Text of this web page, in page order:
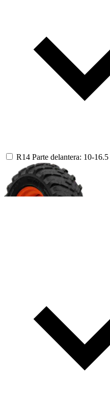
R14 Parte delantera: 10-16.5